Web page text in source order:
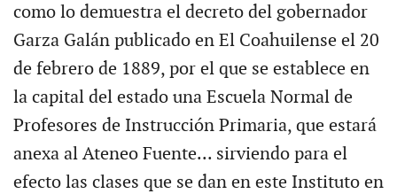
como lo demuestra el decreto del gobernador
Garza Galán publicado en El Coahuilense el 20
de febrero de 1889, por el que se establece en
la capital del estado una Escuela Normal de
Profesores de Instrucción Primaria, que estará
anexa al Ateneo Fuente... sirviendo para el
efecto las clases que se dan en este Instituto en